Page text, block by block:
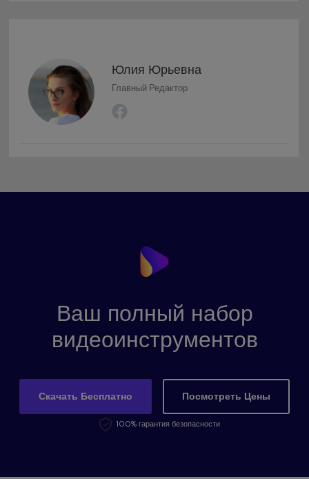
Юлия Юрьевна
Главный Редактор
Ваш полный набор
видеоинструментов
Скачать Бесплатно Посмотреть Цены
100% гарантия безопасности